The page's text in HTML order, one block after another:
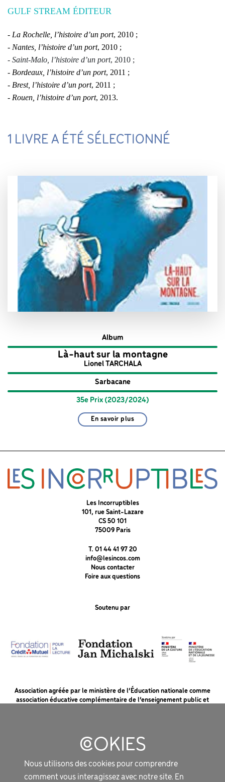
Nous utilisons des cookies pour comprendre
comment vous interagissez avec notre site. En
GULF STREAM ÉDITEUR
- La Rochelle, l’histoire d’un port, 2010 ;
- Nantes, l’histoire d’un port, 2010 ;
- Saint-Malo, l’histoire d’un port, 2010 ;
- Bordeaux, l’histoire d’un port, 2011 ;
- Brest, l’histoire d’un port, 2011 ;
- Rouen, l’histoire d’un port, 2013.
1 LIVRE A ÉTÉ SÉLECTIONNÉ
Album
Là-haut sur la montagne
Lionel TARCHALA
Sarbacane
35e Prix (2023/2024)
En savoir plus
Les Incorruptibles
101, rue Saint-Lazare
CS 50 101
75009 Paris
T. 01 44 41 97 20
info@lesincos.com
Nous contacter
Foire aux questions
Soutenu par
Association agréée par le ministère de l’Éducation nationale comme
association éducative complémentaire de l’enseignement public et
PROTECTION DES DONNÉES